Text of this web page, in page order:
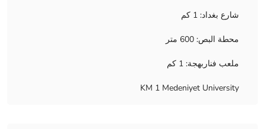
شارع بغداد: 1 كم
محطة البص: 600 متر
ملعب فناربهجة: 1 كم
KM 1 Medeniyet University